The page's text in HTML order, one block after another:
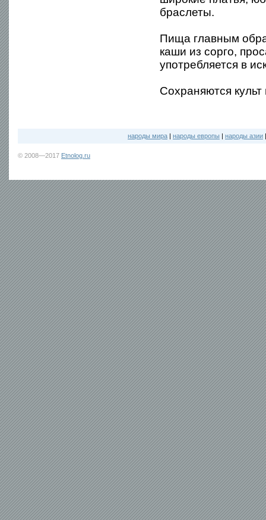
браслеты.
Пища главным
каши из сорго,
употребляется в
Сохраняются
народы мира | народы европы | народы азии
© 2008—2017 Etnolog.ru